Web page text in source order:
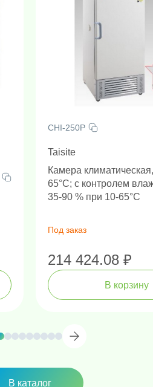
CHI-250P
Taisite
Камера
65°C; с контролем
35-90 % при 10-65°C
Под заказ
214 424.08 ₽
В корзину
В каталог